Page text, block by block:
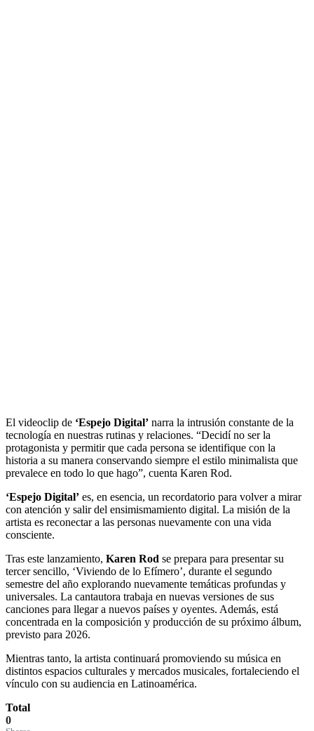
El videoclip de ‘Espejo Digital’ narra la intrusión constante de la
tecnología en nuestras rutinas y relaciones. “Decidí no ser la
protagonista y permitir que cada persona se identifique con la
historia a su manera conservando siempre el estilo minimalista que
prevalece en todo lo que hago”, cuenta Karen Rod.
‘Espejo Digital’ es, en esencia, un recordatorio para volver a mirar
con atención y salir del ensimismamiento digital. La misión de la
artista es reconectar a las personas nuevamente con una vida
consciente.
Tras este lanzamiento, Karen Rod se prepara para presentar su
tercer sencillo, ‘Viviendo de lo Efímero’, durante el segundo
semestre del año explorando nuevamente temáticas profundas y
universales. La cantautora trabaja en nuevas versiones de sus
canciones para llegar a nuevos países y oyentes. Además, está
concentrada en la composición y producción de su próximo álbum,
previsto para 2026.
Mientras tanto, la artista continuará promoviendo su música en
distintos espacios culturales y mercados musicales, fortaleciendo el
vínculo con su audiencia en Latinoamérica.
Total
0